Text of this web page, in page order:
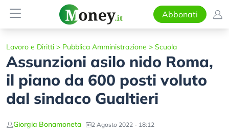
Abbonati
Lavoro e Diritti > Pubblica Amministrazione > Scuola
Assunzioni asilo nido Roma,
il piano da 600 posti voluto
dal sindaco Gualtieri
Giorgia Bonamoneta 2 Agosto 2022 - 18:12